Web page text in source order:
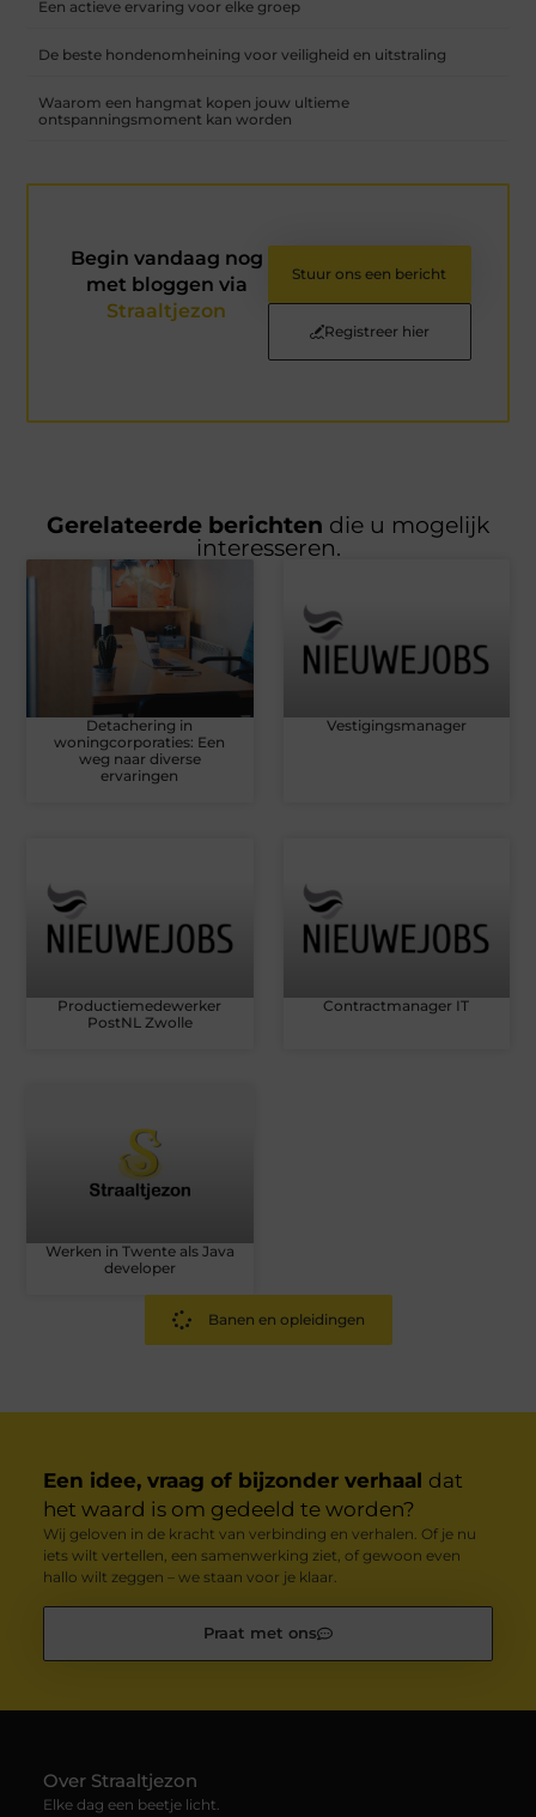
Een actieve ervaring voor elke groep
De beste hondenomheining voor veiligheid en uitstraling
Waarom een hangmat kopen jouw ultieme
ontspanningsmoment kan worden
Begin vandaag nog
met bloggen via
Straaltjezon
Stuur ons een bericht
Registreer hier
Gerelateerde berichten die u mogelijk
interesseren.
Detachering in
woningcorporaties: Een
weg naar diverse
ervaringen
Vestigingsmanager
Productiemedewerker
PostNL Zwolle
Contractmanager IT
Werken in Twente als Java
developer
Banen en opleidingen
Een idee, vraag of bijzonder verhaal dat
het waard is om gedeeld te worden?
Wij geloven in de kracht van verbinding en verhalen. Of je nu
iets wilt vertellen, een samenwerking ziet, of gewoon even
hallo wilt zeggen – we staan voor je klaar.
Praat met ons
Over Straaltjezon
Elke dag een beetje licht.